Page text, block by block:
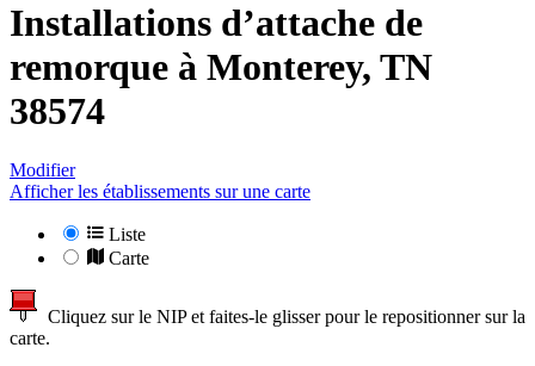
Installations d’attache de
remorque à Monterey, TN
38574
Modifier
Afficher les établissements sur une carte
Liste
Carte
Cliquez sur le NIP et faites-le glisser pour le repositionner sur la
carte.